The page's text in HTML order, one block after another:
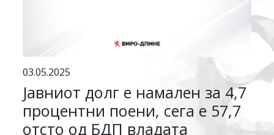
03.05.2025
Јавниот долг е намален за 4,7
процентни поени, сега е 57,7
отсто од БДП владата